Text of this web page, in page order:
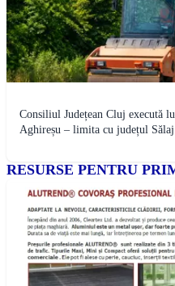
Consiliul Județean Cluj execută
Aghireșu – limita cu județul Sălaj
RESURSE PENTRU